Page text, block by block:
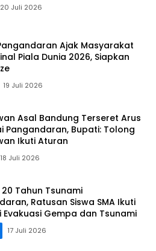
20 Juli 2026
Ajak Masyarakat
Piala Dunia 2026, Siapkan
19 Juli 2026
Asal Bandung Terseret Arus
Pangandaran, Bupati: Tolong
Ikuti Aturan
18 Juli 2026
20 Tahun Tsunami
Ratusan Siswa SMA Ikuti
Evakuasi Gempa dan Tsunami
17 Juli 2026